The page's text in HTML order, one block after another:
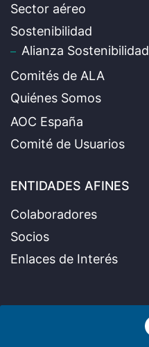
Sector aéreo
Sostenibilidad
Alianza Sostenibilidad
Comités de ALA
Quiénes Somos
AOC España
Comité de Usuarios
ENTIDADES AFINES
Colaboradores
Socios
Enlaces de Interés